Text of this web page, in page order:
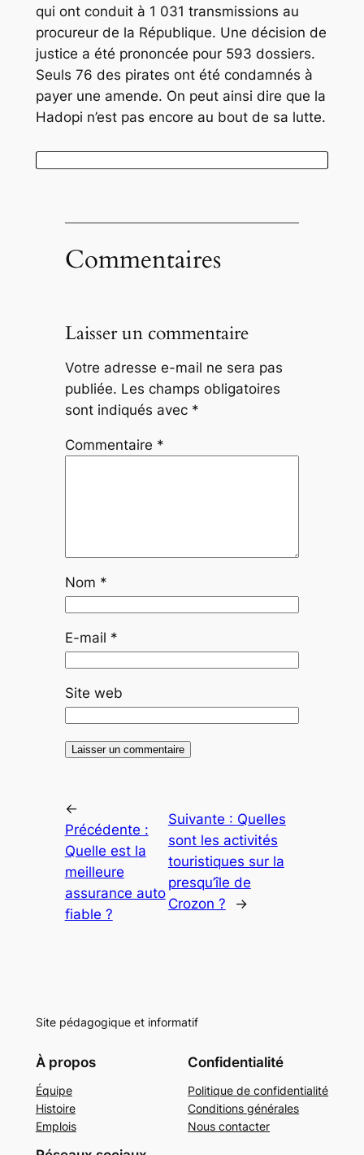
qui ont conduit à 1 031 transmissions au
procureur de la République. Une décision de
justice a été prononcée pour 593 dossiers.
Seuls 76 des pirates ont été condamnés à
payer une amende. On peut ainsi dire que la
Hadopi n’est pas encore au bout de sa lutte.
Commentaires
Laisser un commentaire
Votre adresse e-mail ne sera pas
publiée. Les champs obligatoires
sont indiqués avec *
Commentaire *
Nom *
E-mail *
Site web
←
Précédente :
Quelle est la
meilleure
assurance auto
fiable ?
Suivante : Quelles
sont les activités
touristiques sur la
presqu’île de
Crozon ?
→
Site pédagogique et informatif
À propos
Équipe
Histoire
Emplois
Confidentialité
Politique de confidentialité
Conditions générales
Nous contacter